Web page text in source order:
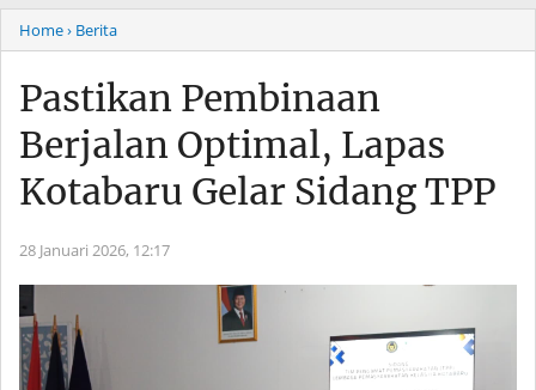
Home› Berita
Pastikan Pembinaan
Berjalan Optimal, Lapas
Kotabaru Gelar Sidang TPP
28 Januari 2026, 12:17